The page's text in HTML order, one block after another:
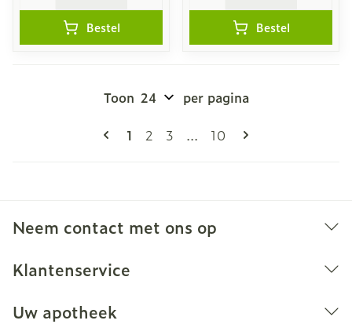
Bestel Bestel
Pagina's
U lees momenteel pagina
1 Pagina
2 Pagina
3 ... Pagina
10
Toon per pagina
Neem contact met ons op
Klantenservice
Uw apotheek